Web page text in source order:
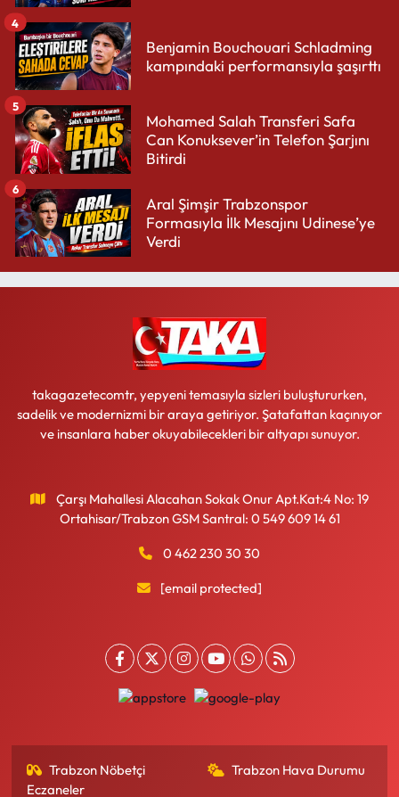
Benjamin Bouchouari Schladming
kampındaki performansıyla şaşırttı
4
Mohamed Salah Transferi Safa
Can Konuksever’in Telefon Şarjını
Bitirdi
5
Aral Şimşir Trabzonspor
Formasıyla İlk Mesajını Udinese’ye
Verdi
6
takagazetecomtr, yepyeni temasıyla sizleri buluştururken,
sadelik ve modernizmi bir araya getiriyor. Şatafattan kaçınıyor
ve insanlara haber okuyabilecekleri bir altyapı sunuyor.
Çarşı Mahallesi Alacahan Sokak Onur Apt.Kat:4 No: 19
Ortahisar/Trabzon GSM Santral: 0 549 609 14 61
0 462 230 30 30
[email protected]
Trabzon Nöbetçi
Eczaneler
Trabzon Hava Durumu